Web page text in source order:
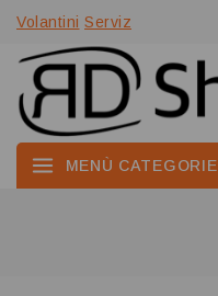
Volantini Serviz
MENÙ CATEGORIE